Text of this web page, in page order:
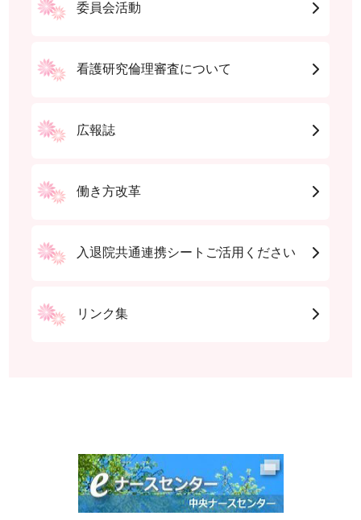
委員会活動
看護研究倫理審査について
広報誌
働き方改革
入退院共通連携シートご活用ください
リンク集